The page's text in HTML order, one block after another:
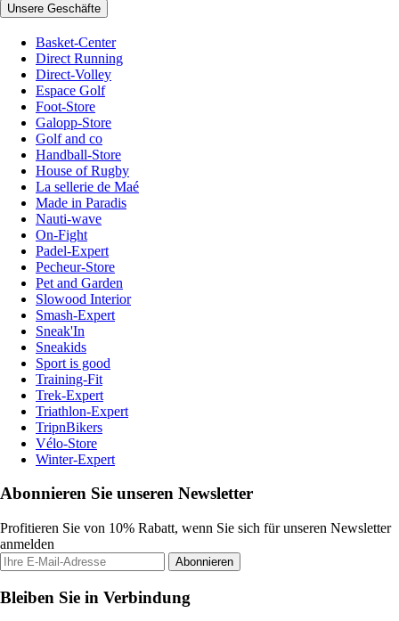
Unsere Geschäfte
Basket-Center
Direct Running
Direct-Volley
Espace Golf
Foot-Store
Galopp-Store
Golf and co
Handball-Store
House of Rugby
La sellerie de Maé
Made in Paradis
Nauti-wave
On-Fight
Padel-Expert
Pecheur-Store
Pet and Garden
Slowood Interior
Smash-Expert
Sneak'In
Sneakids
Sport is good
Training-Fit
Trek-Expert
Triathlon-Expert
TripnBikers
Vélo-Store
Winter-Expert
Abonnieren Sie unseren Newsletter
Profitieren Sie von 10% Rabatt, wenn Sie sich für unseren Newsletter
anmelden
Abonnieren
Bleiben Sie in Verbindung